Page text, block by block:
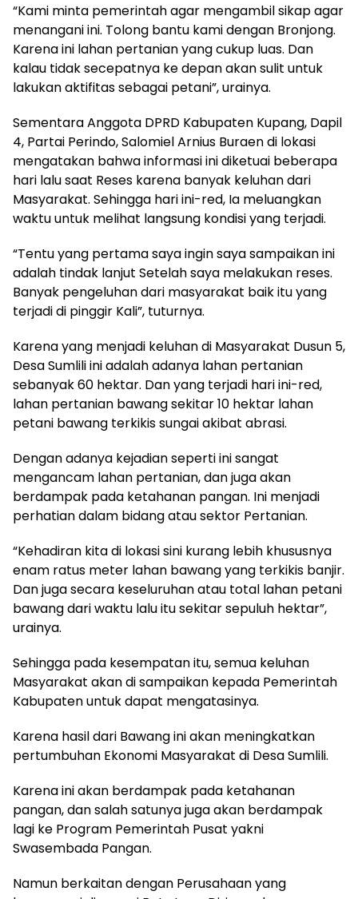
“Kami minta pemerintah agar mengambil sikap agar
menangani ini. Tolong bantu kami dengan Bronjong.
Karena ini lahan pertanian yang cukup luas. Dan
kalau tidak secepatnya ke depan akan sulit untuk
lakukan aktifitas sebagai petani”, urainya.
Sementara Anggota DPRD Kabupaten Kupang, Dapil
4, Partai Perindo, Salomiel Arnius Buraen di lokasi
mengatakan bahwa informasi ini diketuai beberapa
hari lalu saat Reses karena banyak keluhan dari
Masyarakat. Sehingga hari ini-red, Ia meluangkan
waktu untuk melihat langsung kondisi yang terjadi.
“Tentu yang pertama saya ingin saya sampaikan ini
adalah tindak lanjut Setelah saya melakukan reses.
Banyak pengeluhan dari masyarakat baik itu yang
terjadi di pinggir Kali”, tuturnya.
Karena yang menjadi keluhan di Masyarakat Dusun 5,
Desa Sumlili ini adalah adanya lahan pertanian
sebanyak 60 hektar. Dan yang terjadi hari ini-red,
lahan pertanian bawang sekitar 10 hektar lahan
petani bawang terkikis sungai akibat abrasi.
Dengan adanya kejadian seperti ini sangat
mengancam lahan pertanian, dan juga akan
berdampak pada ketahanan pangan. Ini menjadi
perhatian dalam bidang atau sektor Pertanian.
“Kehadiran kita di lokasi sini kurang lebih khususnya
enam ratus meter lahan bawang yang terkikis banjir.
Dan juga secara keseluruhan atau total lahan petani
bawang dari waktu lalu itu sekitar sepuluh hektar”,
urainya.
Sehingga pada kesempatan itu, semua keluhan
Masyarakat akan di sampaikan kepada Pemerintah
Kabupaten untuk dapat mengatasinya.
Karena hasil dari Bawang ini akan meningkatkan
pertumbuhan Ekonomi Masyarakat di Desa Sumlili.
Karena ini akan berdampak pada ketahanan
pangan, dan salah satunya juga akan berdampak
lagi ke Program Pemerintah Pusat yakni
Swasembada Pangan.
Namun berkaitan dengan Perusahaan yang